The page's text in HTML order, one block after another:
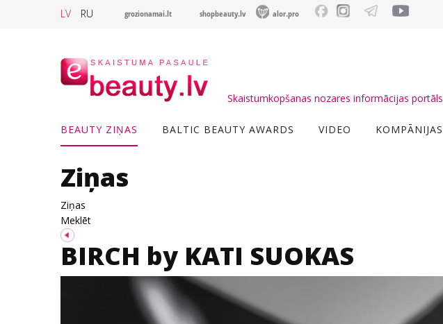
LV RU grozionamai.lt shopbeauty.lv alor.pro
Skaistumkopšanas nozares informācijas portāls
BEAUTY ZIŅAS BALTIC BEAUTY AWARDS VIDEO KOMPĀNIJAS
Ziņas
Ziņas
Meklēt
BIRCH by KATI SUOKAS